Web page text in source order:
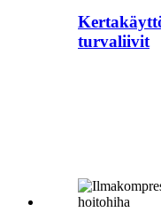
turvaliivit